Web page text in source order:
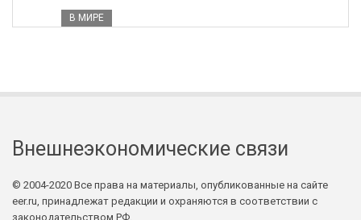
В МИРЕ
Внешнеэкономические связи
© 2004-2020 Все права на материалы, опубликованные на сайте
eer.ru, принадлежат редакции и охраняются в соответствии с
законодательством РФ.